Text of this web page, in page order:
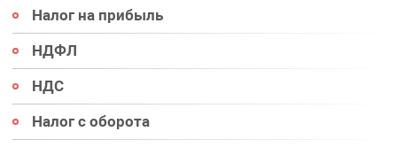
Налог на прибыль
НДФЛ
НДС
Налог с оборота